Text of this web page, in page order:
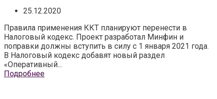
25.12.2020
Правила применения ККТ планируют перенести в
Налоговый кодекс. Проект разработал Минфин и
поправки должны вступить в силу с 1 января 2021 года.
В Налоговый кодекс добавят новый раздел
«Оперативный...
Подробнее